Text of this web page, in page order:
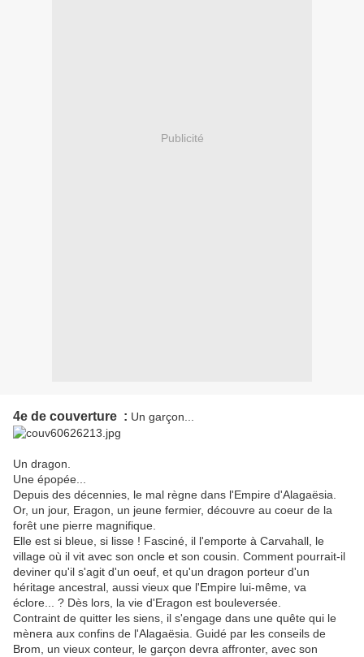
Publicité
4e de couverture : Un garçon...
Un dragon.
Une épopée...
Depuis des décennies, le mal règne dans l'Empire d'Alagaësia
Or, un jour, Eragon , un jeune fermier, découvre au coeur de la
forêt une pierre magnifique.
Elle est si bleue, si lisse ! Fasciné, il l'emporte à Carvahall , le
village où il vit avec son oncle et son cousin. Comment pourrait-il
deviner qu'il s'agit d'un oeuf, et qu'un dragon porteur d'un
héritage ancestral, aussi vieux que l'Empire lui-même, va
éclore... ? Dès lors, la vie d'Eragon est bouleversée.
Contraint de quitter les siens, il s'engage dans une quête qui le
mènera aux confins de l'Alagaësia . Guidé par les conseils de
Brom , un vieux conteur, le garçon devra affronter, avec son